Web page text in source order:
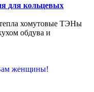
для кольцевых
хомутовые ТЭНы
обдува и